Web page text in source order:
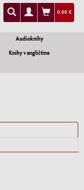
0.00 €
Audioknihy
Knihy v angličtine